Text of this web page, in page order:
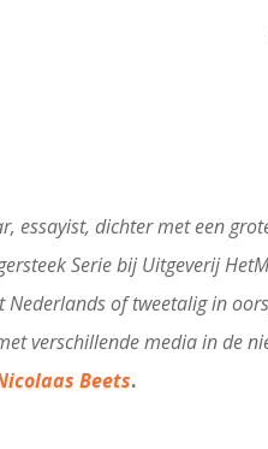
essayist, dichter met een
Serie bij Uitgeverij
of tweetalig in
verschillende media in de
Beets.